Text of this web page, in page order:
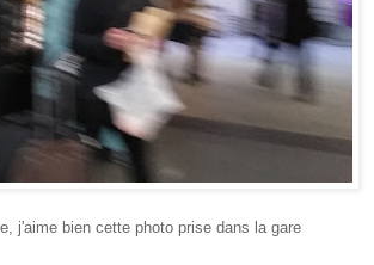
j'aime bien cette photo prise dans la gare